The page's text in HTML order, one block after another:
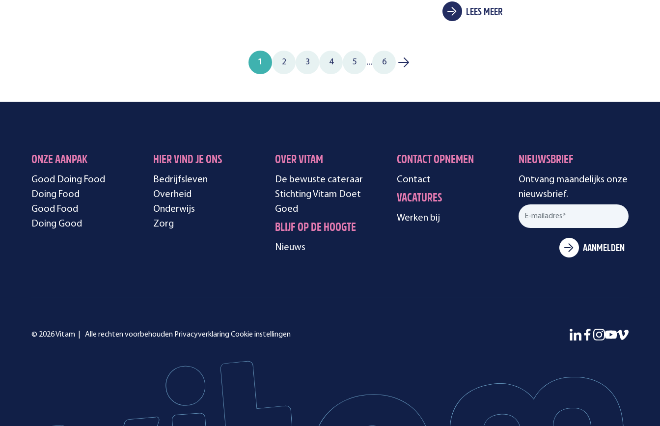
LEES MEER
1 2 3 4 5 ... 6
ONZE AANPAK
Good Doing Food
Doing Food
Good Food
Doing Good
HIER VIND JE ONS
Bedrijfsleven
Overheid
Onderwijs
Zorg
OVER VITAM
De bewuste cateraar
Stichting Vitam Doet
Goed
BLIJF OP DE HOOGTE
Nieuws
CONTACT OPNEMEN
Contact
VACATURES
Werken bij
NIEUWSBRIEF
Ontvang maandelijks onze
nieuwsbrief.
© 2026 Vitam | Alle rechten voorbehouden PrivacyverklaringCookie instellingen